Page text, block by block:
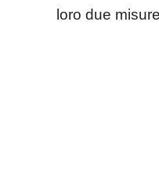
loro due